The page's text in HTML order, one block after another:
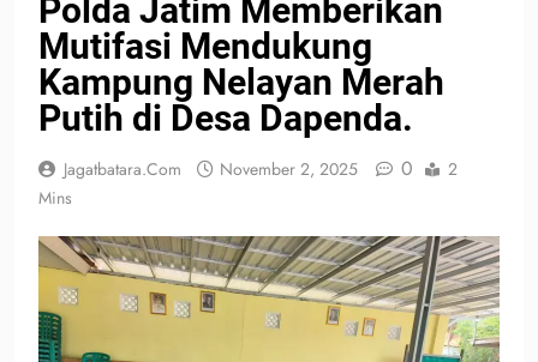
Polda Jatim Memberikan
Mutifasi Mendukung
Kampung Nelayan Merah
Putih di Desa Dapenda.
Jagatbatara.com November 2, 2025 0
2
Mins